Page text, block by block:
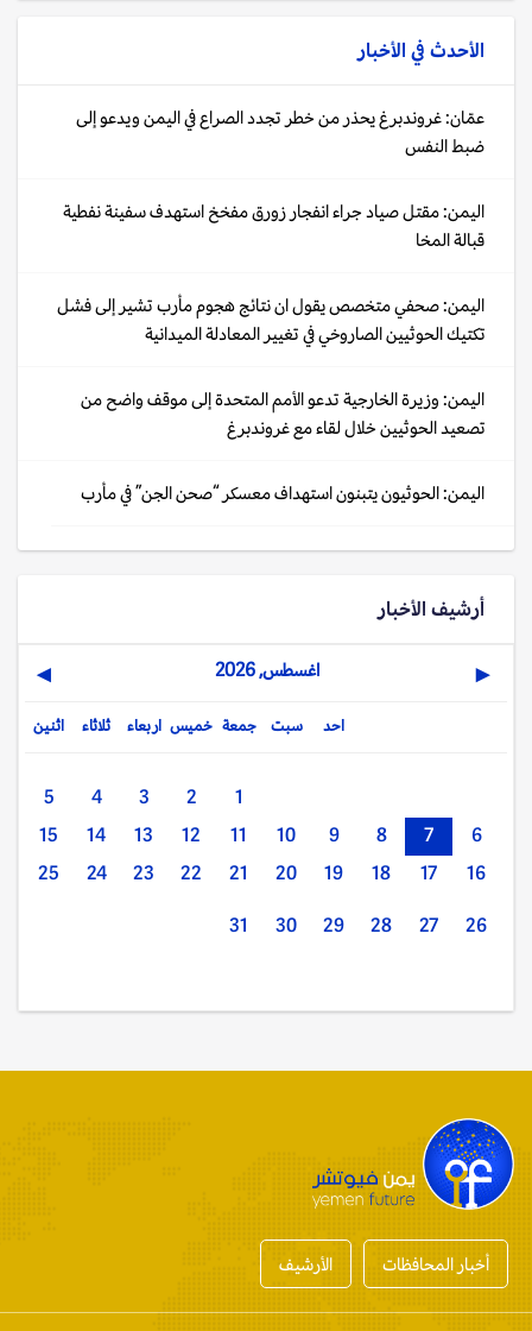
الأحدث في الأخبار
عمّان: غروندبرغ يحذر من خطر تجدد الصراع في اليمن ويدعو إلى
ضبط النفس
اليمن: مقتل صياد جراء انفجار زورق مفخخ استهدف سفينة نفطية
قبالة المخا
اليمن: صحفي متخصص يقول ان نتائج هجوم مأرب تشير إلى فشل
تكتيك الحوثيين الصاروخي في تغيير المعادلة الميدانية
اليمن: وزيرة الخارجية تدعو الأمم المتحدة إلى موقف واضح من
تصعيد الحوثيين خلال لقاء مع غروندبرغ
اليمن: الحوثيون يتبنون استهداف معسكر “صحن الجن” في مأرب
أرشيف الأخبار
◀ اغسطس, 2026 ▶
اثنين ثلاثاء اربعاء خميس جمعة سبت احد
1
2
3
4
5
6
7
8
9
10
11
12
13
14
15
16
17
18
19
20
21
22
23
24
25
26
27
28
29
30
31
أخبار المحافظات الأرشيف